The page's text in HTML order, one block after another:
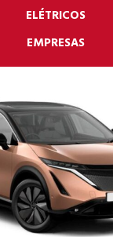
ELÉTRICOS
EMPRESAS